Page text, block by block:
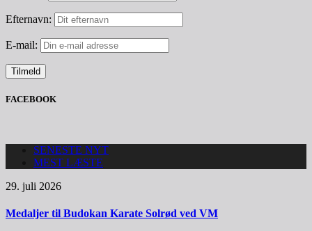
Efternavn:
E-mail:
FACEBOOK
SENESTE NYT
MEST LÆSTE
29. juli 2026
Medaljer til Budokan Karate Solrød ved VM